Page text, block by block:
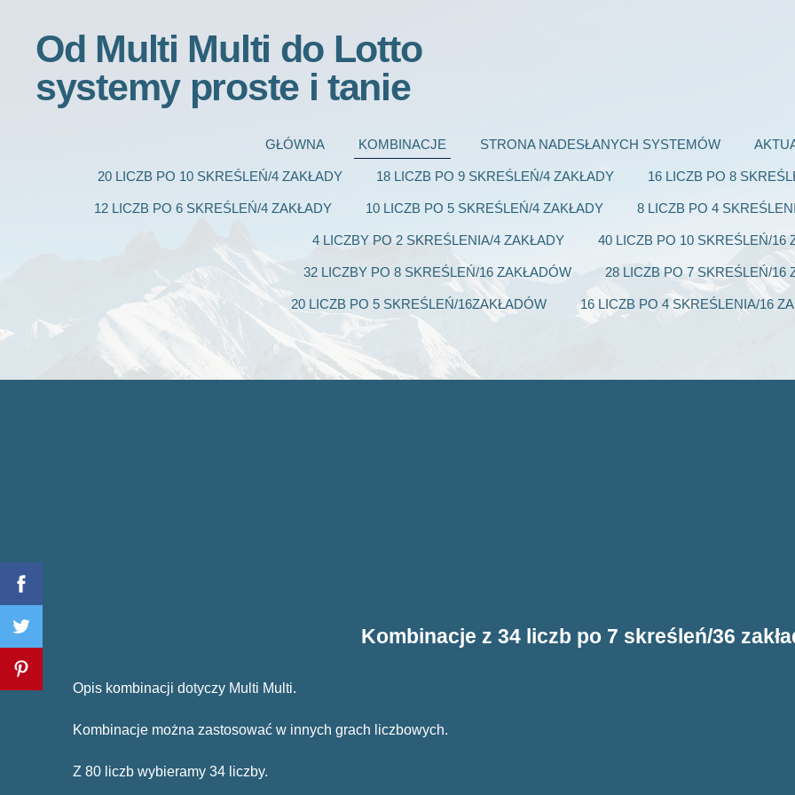
Od Multi Multi do Lotto
systemy proste i tanie
GŁÓWNA KOMBINACJE STRONA NADESŁANYCH SYSTEMÓW
20 LICZB PO 10 SKREŚLEŃ/4 ZAKŁADY 18 LICZB PO 9 SKREŚLEŃ/4 ZAKŁADY 16 LICZB PO 8
12 LICZB PO 6 SKREŚLEŃ/4 ZAKŁADY 10 LICZB PO 5 SKREŚLEŃ/4 ZAKŁADY 8 LICZB PO 4
4 LICZBY PO 2 SKREŚLENIA/4 ZAKŁADY 40 LICZB PO 10 SKREŚLEŃ/16
32 LICZBY PO 8 SKREŚLEŃ/16 ZAKŁADÓW 28 LICZB PO 7 SKREŚLEŃ/16
20 LICZB PO 5 SKREŚLEŃ/16ZAKŁADÓW 16 LICZB PO 4 SKREŚLENIA/16
Kombinacje z 34 liczb po 7 skreśleń/36
Opis kombinacji dotyczy Multi Multi.
Kombinacje można zastosować w innych grach liczbowych.
Z 80 liczb wybieramy 34 liczby.